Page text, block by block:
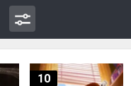
10